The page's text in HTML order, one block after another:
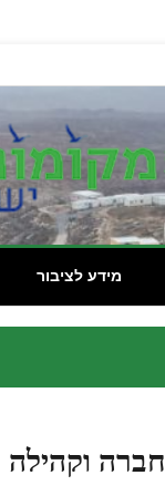
מידע לציבור
חברה וקהילה